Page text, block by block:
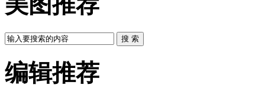
搜 索
编辑推荐